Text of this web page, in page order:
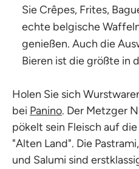
Sie Crêpes, Frites,
echte belgische
genießen. Auch die
Bieren ist die größte in
Holen Sie sich
bei Panino. Der Metzger
pökelt sein Fleisch auf
"Alten Land". Die
und Salumi sind